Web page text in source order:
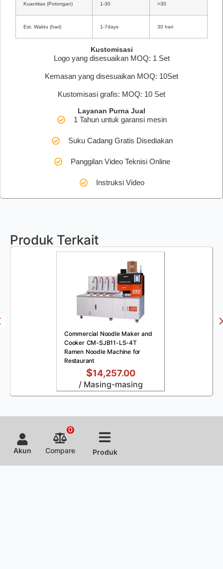
Kuantitas (Potongan) 1-30 >30
Est. Waktu (hari) 1-7days 30 hari
Kustomisasi
Logo yang disesuaikan MOQ: 1 Set
Kemasan yang disesuaikan MOQ: 10Set
Kustomisasi grafis: MOQ: 10 Set
Layanan Purna Jual
1 Tahun untuk garansi mesin
Suku Cadang Gratis Disediakan
Panggilan Video Teknisi Online
Instruksi Video
Produk Terkait
Commercial Noodle Maker and
Cooker CM-SJB11-LS-4T
Ramen Noodle Machine for
Restaurant
$14,257.00
/ Masing-masing
Akun Compare
0
Produk